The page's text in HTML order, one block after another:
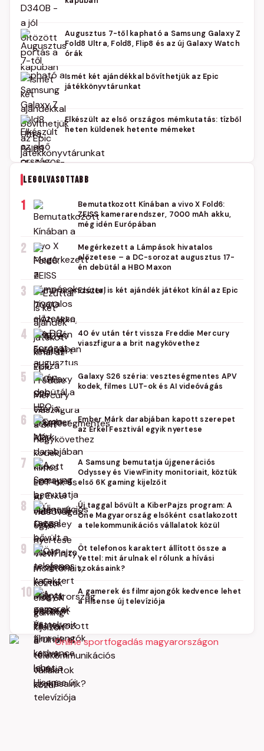
Augusztus 7-től kapható a Samsung Galaxy Z
Fold8 Ultra, Fold8, Flip8 és az új Galaxy Watch
órák
Ismét két ajándékkal bővíthetjük az Epic
játékkönyvtárunkat
Elkészült az első országos mémkutatás: tízből
heten küldenek hetente mémeket
LEGOLVASOTTABB
1
Bemutatkozott Kínában a vivo X Fold6:
ZEISS kamerarendszer, 7000 mAh akku,
még idén Európában
2
Megérkezett a Lámpások hivatalos
előzetese – a DC-sorozat augusztus 17-
én debütál a HBO Maxon
3 Ezúttal is két ajándék játékot kínál az Epic
4
40 év után tért vissza Freddie Mercury
viaszfigura a brit nagykövethez
5
Galaxy S26 széria: veszteségmentes APV
kodek, filmes LUT-ok és AI videóvágás
6
Ember Márk darabjában kapott szerepet
az Erkel Fesztivál egyik nyertese
7
A Samsung bemutatja újgenerációs
Odyssey és ViewFinity monitoriait, köztük
első 6K gaming kijelzőit
8
Új taggal bővült a KiberPajzs program: A
One Magyarország elsőként csatlakozott
a telekommunikációs vállalatok közül
9
Öt telefonos karaktert állított össze a
Yettel: mit árulnak el rólunk a hívási
szokásaink?
10
A gamerek és filmrajongók kedvence lehet
a Hisense új televíziója